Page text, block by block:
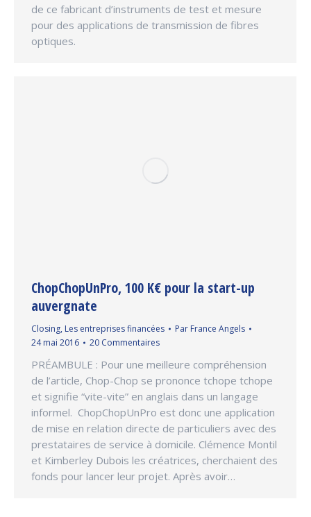
de ce fabricant d’instruments de test et mesure
pour des applications de transmission de fibres
optiques.
ChopChopUnPro, 100 K€ pour la start-up
auvergnate
Closing, Les entreprises financées Par France Angels
24 mai 2016
20 Commentaires
PRÉAMBULE : Pour une meilleure compréhension
de l’article, Chop-Chop se prononce tchope tchope
et signifie “vite-vite” en anglais dans un langage
informel. ChopChopUnPro est donc une application
de mise en relation directe de particuliers avec des
prestataires de service à domicile. Clémence Montil
et Kimberley Dubois les créatrices, cherchaient des
fonds pour lancer leur projet. Après avoir…